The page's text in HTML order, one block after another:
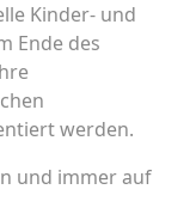
Kinder- und
Ende des
werden.
und immer auf